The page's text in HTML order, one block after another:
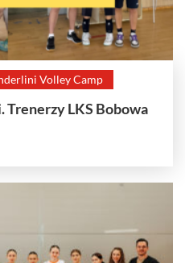
Volley Camp
Trenerzy LKS Bobowa